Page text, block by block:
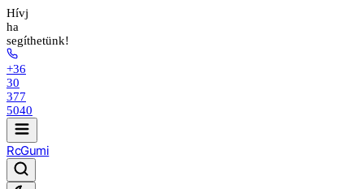
Hívj
ha
segíthetünk!
+36
30
377
5040
RcGumi